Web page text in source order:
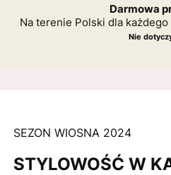
Darmowa
Na terenie Polski dla
Nie
SEZON WIOSNA 2024
STYLOWOŚĆ W